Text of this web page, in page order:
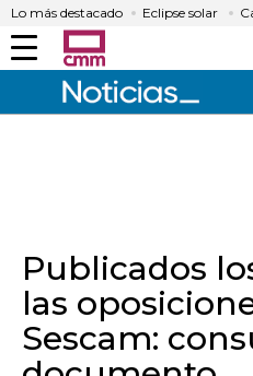
Lo más destacado Eclipse solar
Menú
Publicados
las
Sescam: